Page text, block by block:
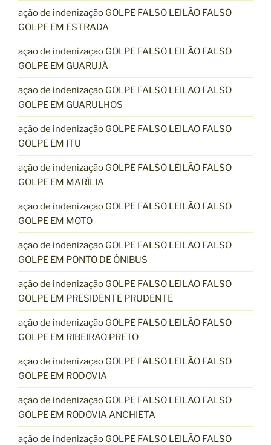
ação de indenização GOLPE FALSO LEILÃO FALSO
GOLPE EM ESTRADA
ação de indenização GOLPE FALSO LEILÃO FALSO
GOLPE EM GUARUJÁ
ação de indenização GOLPE FALSO LEILÃO FALSO
GOLPE EM GUARULHOS
ação de indenização GOLPE FALSO LEILÃO FALSO
GOLPE EM ITU
ação de indenização GOLPE FALSO LEILÃO FALSO
GOLPE EM MARÍLIA
ação de indenização GOLPE FALSO LEILÃO FALSO
GOLPE EM MOTO
ação de indenização GOLPE FALSO LEILÃO FALSO
GOLPE EM PONTO DE ÔNIBUS
ação de indenização GOLPE FALSO LEILÃO FALSO
GOLPE EM PRESIDENTE PRUDENTE
ação de indenização GOLPE FALSO LEILÃO FALSO
GOLPE EM RIBEIRÃO PRETO
ação de indenização GOLPE FALSO LEILÃO FALSO
GOLPE EM RODOVIA
ação de indenização GOLPE FALSO LEILÃO FALSO
GOLPE EM RODOVIA ANCHIETA
ação de indenização GOLPE FALSO LEILÃO FALSO